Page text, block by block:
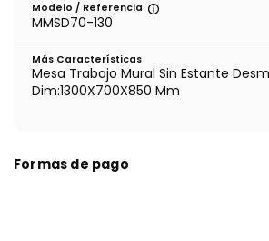
Modelo / Referencia
MMSD70-130
Más Características
Mesa Trabajo Mural Sin Estante
Dim:1300X700X850 Mm
Formas de pago